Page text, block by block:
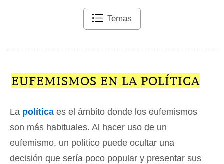
Temas
EUFEMISMOS EN LA POLÍTICA
La política es el ámbito donde los eufemismos
son más habituales. Al hacer uso de un
eufemismo, un político puede ocultar una
decisión que sería poco popular y presentar sus